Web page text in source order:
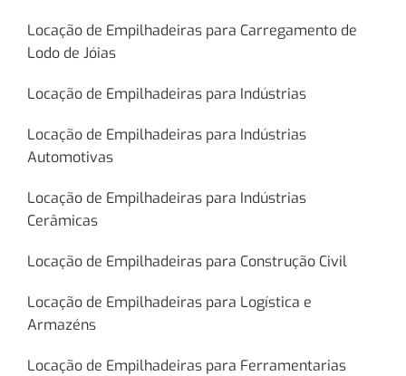
Locação de Empilhadeiras para Carregamento de
Lodo de Jóias
Locação de Empilhadeiras para Indústrias
Locação de Empilhadeiras para Indústrias
Automotivas
Locação de Empilhadeiras para Indústrias
Cerâmicas
Locação de Empilhadeiras para Construção Civil
Locação de Empilhadeiras para Logística e
Armazéns
Locação de Empilhadeiras para Ferramentarias